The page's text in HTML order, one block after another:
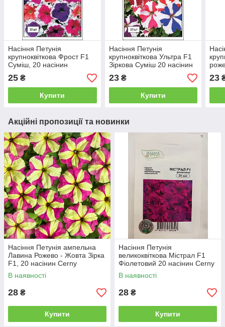
Насіння Петунія
крупноквіткова Фрост F1
Суміш, 20 насінин
Syngenta Seeds
25 ₴
Купити
Насіння Петунія
крупноквіткова Ультра F1
Зіркова Суміш 20 насінин
Syngenta
23₴
Купити
23
Акційні пропозиції та новинки
Насіння Петунія ампельна
Лавина Рожево - Жовта Зірка
F1, 20 насінин Cerny
В наявності
28 ₴
Купити
Насіння Петунія
великоквіткова Містрал F1
Фіолетовий 20 насінин Cerny
В наявності
28 ₴
Купити